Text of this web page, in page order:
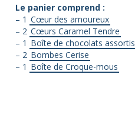
Le panier comprend :
– 1 Cœur des amoureux
– 2 Cœurs Caramel Tendre
– 1 Boîte de chocolats assortis
– 2 Bombes Cerise
– 1 Boîte de Croque-mous